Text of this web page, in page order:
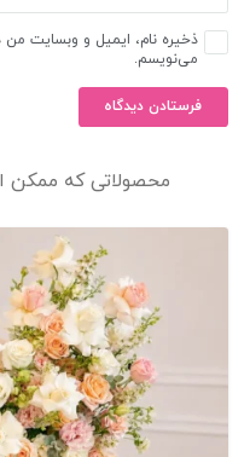
ذخیره نام، ایمیل و وبسایت من
می‌نویسم.
فرستادن دیدگاه
محصولاتی که